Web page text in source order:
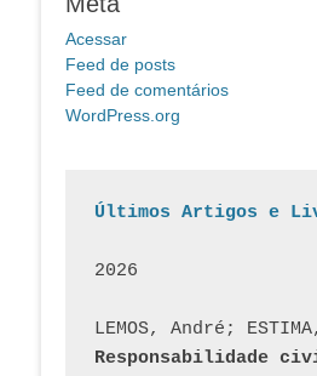
Acessar
Feed de posts
Feed de comentários
WordPress.org
Últimos Artigos e
2026
Responsabilidade